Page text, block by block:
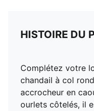
HISTOIRE DU
Complétez votre
chandail à col
accrocheur en
ourlets côtelés, il